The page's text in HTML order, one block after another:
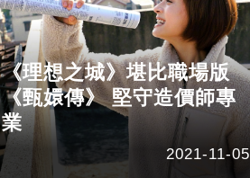
《理想之城》堪比職場版
《甄嬛傳》 堅守造價師專
業
2021-11-05